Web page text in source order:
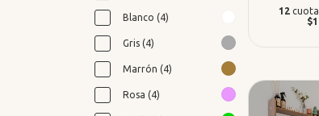
Blanco (4)
Gris (4)
Marrón (4)
Rosa (4)
12